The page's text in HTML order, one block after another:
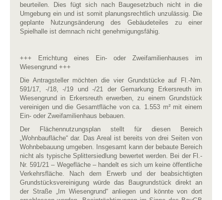
beurteilen. Dies fügt sich nach Baugesetzbuch nicht in die
Umgebung ein und ist somit planungsrechtlich unzulässig. Die
geplante Nutzungsänderung des Gebäudeteiles zu einer
Spielhalle ist demnach nicht genehmigungsfähig.
+++ Errichtung eines Ein- oder Zweifamilienhauses im
Wiesengrund +++
Die Antragsteller möchten die vier Grundstücke auf Fl.-Nrn.
591/17, -/18, -/19 und -/21 der Gemarkung Erkersreuth im
Wiesengrund in Erkersreuth erwerben, zu einem Grundstück
vereinigen und die Gesamtfläche von ca. 1.553 m² mit einem
Ein- oder Zweifamilienhaus bebauen.
Der Flächennutzungsplan stellt für diesen Bereich
„Wohnbaufläche“ dar. Das Areal ist bereits von drei Seiten von
Wohnbebauung umgeben. Insgesamt kann der bebaute Bereich
nicht als typische Splittersiedlung bewertet werden. Bei der Fl.-
Nr. 591/21 – Wegefläche – handelt es sich um keine öffentliche
Verkehrsfläche. Nach dem Erwerb und der beabsichtigten
Grundstücksvereinigung würde das Baugrundstück direkt an
der Straße „Im Wiesengrund“ anliegen und könnte von dort